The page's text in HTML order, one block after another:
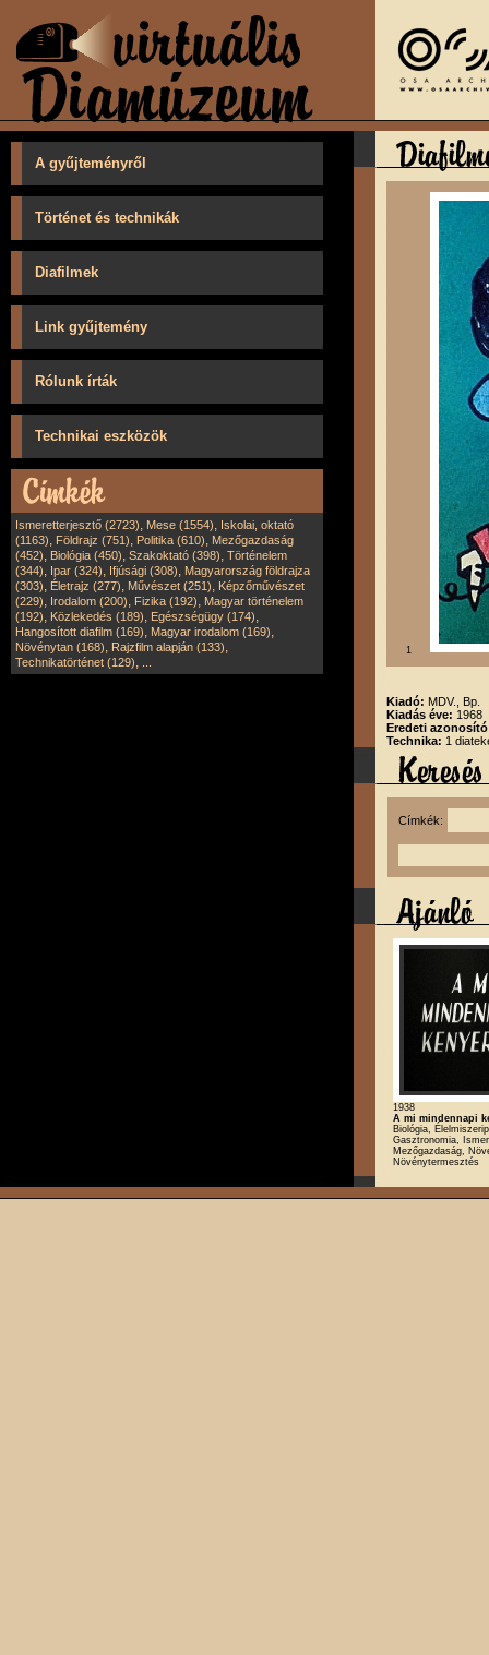
A gyűjteményről
Történet és technikák
Diafilmek
Link gyűjtemény
Rólunk írták
Technikai eszközök
Ismeretterjesztő (2723), Mese (1554), Iskolai, oktató
(1163), Földrajz (751), Politika (610), Mezőgazdaság
(452), Biológia (450), Szakoktató (398), Történelem
(344), Ipar (324), Ifjúsági (308), Magyarország földrajza
(303), Életrajz (277), Művészet (251), Képzőművészet
(229), Irodalom (200), Fizika (192), Magyar történelem
(192), Közlekedés (189), Egészségügy (174),
Hangosított diafilm (169), Magyar irodalom (169),
Növénytan (168), Rajzfilm alapján (133),
Technikatörténet (129),
1
Kiadó: MDV., Bp.
Kiadás éve: 1968
Eredeti
Technika: 1
Címkék:
1938
A mi mindennapi
Biológia,
Gasztronomia,
Mezőgazdaság,
Növénytermesztés